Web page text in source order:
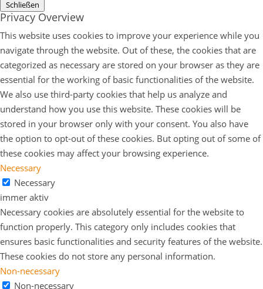
Schließen
Privacy Overview
This website uses cookies to improve your experience while you
navigate through the website. Out of these, the cookies that are
categorized as necessary are stored on your browser as they are
essential for the working of basic functionalities of the website.
We also use third-party cookies that help us analyze and
understand how you use this website. These cookies will be
stored in your browser only with your consent. You also have
the option to opt-out of these cookies. But opting out of some of
these cookies may affect your browsing experience.
Necessary
Necessary
immer aktiv
Necessary cookies are absolutely essential for the website to
function properly. This category only includes cookies that
ensures basic functionalities and security features of the website.
These cookies do not store any personal information.
Non-necessary
Non-necessary